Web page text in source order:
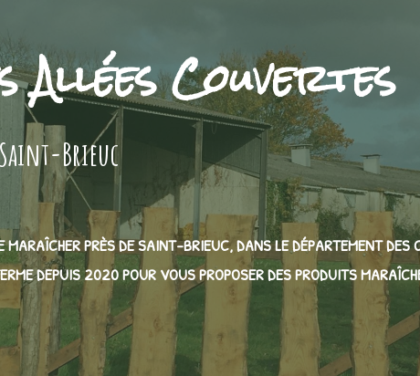
Allées Couvertes
Brieuc
PRÈS DE SAINT-BRIEUC, DANS LE DÉPARTEMENT
DEPUIS 2020 POUR VOUS PROPOSER DES PRODUITS